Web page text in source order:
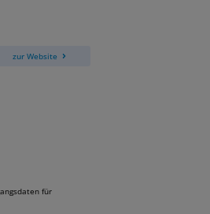
zur Website
für